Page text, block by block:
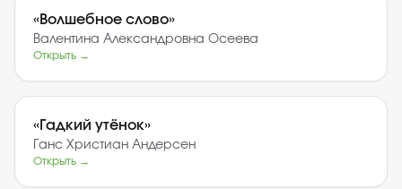
«Волшебное слово»
Валентина Александровна Осеева
Открыть →
«Гадкий утёнок»
Ганс Христиан Андерсен
Открыть →